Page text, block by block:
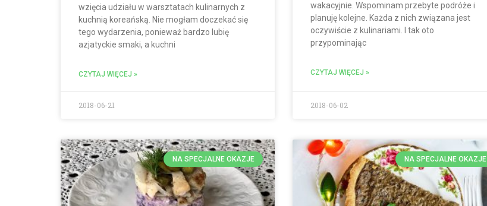
wzięcia udziału w warsztatach kulinarnych z
kuchnią koreańską. Nie mogłam doczekać się
tego wydarzenia, ponieważ bardzo lubię
azjatyckie smaki, a kuchni
CZYTAJ WIĘCEJ »
2018-06-21
wakacyjnie. Wspominam przebyte podróże i
planuję kolejne. Każda z nich związana jest
oczywiście z kulinariami. I tak oto
przypominając
CZYTAJ WIĘCEJ »
2018-06-02
NA SPECJALNE OKAZJE NA SPECJALNE OKAZJE